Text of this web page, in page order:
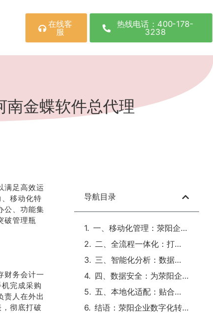
在线客
服
热线电话：400-178-
3238
金蝶软件总代理
满足高效运
移动化特
公、功能集
破管理瓶
财务会计一
完成采购
责人在外出
彻底打破
导航目录
一、移动化管理：荥阳企业的 “掌上管理中枢”
二、全流程一体化：打通荥阳企业的 “业财融合通路”
三、智能化分析：数据驱动荥阳企业的 “精准决策”
四、数据安全：为荥阳企业筑牢 “数字化防护墙”
五、本地化适配：贴合荥阳企业的 “个性化需求”
结语：荥阳企业数字化转型的 “核心引擎”